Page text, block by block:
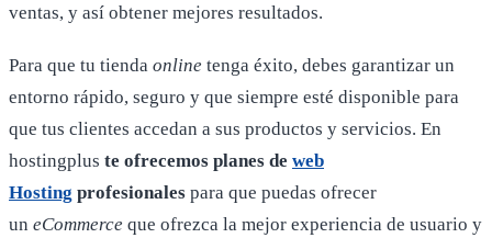
ventas, y así obtener mejores resultados.
Para que tu tienda online tenga éxito, debes garantizar un
entorno rápido, seguro y que siempre esté disponible para
que tus clientes accedan a sus productos y servicios. En
hostingplus te ofrecemos planes de web
Hosting profesionales para que puedas ofrecer
un eCommerce que ofrezca la mejor experiencia de usuario y